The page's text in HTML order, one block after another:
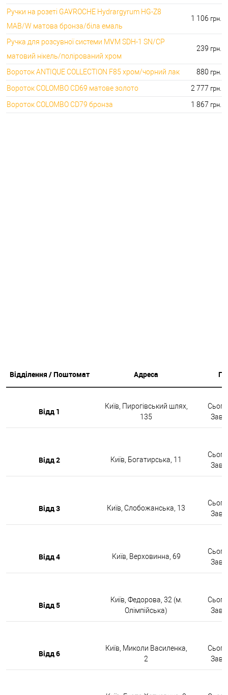
Ручки на розеті GAVROCHE Hydrargyrum HG-Z8
MAB/W матова бронза/біла емаль
1 106 грн.
Ручка для розсувної системи MVM SDH-1 SN/CP
матовий нікель/полірований хром
239 грн.
Вороток ANTIQUE COLLECTION F85 хром/чорний лак 880 грн.
Вороток COLOMBO CD69 матове золото 2 777 грн.
Вороток COLOMBO CD79 бронза 1 867 грн.
Відділення / Поштомат Адреса
Відд 1
Київ, Пирогівський шлях,
135
Відд 2 Київ, Богатирська, 11
Відд 3 Київ, Слобожанська, 13
Відд 4 Київ, Верховинна, 69
Відд 5
Київ, Федорова, 32 (м.
Олімпійська)
Відд 6
Київ, Миколи Василенка,
2